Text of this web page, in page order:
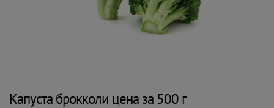
Капуста брокколи цена за 500 г